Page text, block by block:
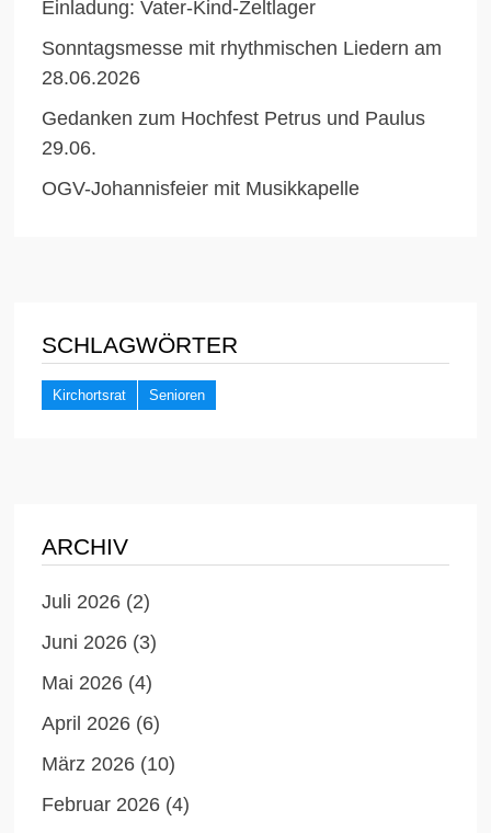
Einladung: Vater-Kind-Zeltlager
Sonntagsmesse mit rhythmischen Liedern am
28.06.2026
Gedanken zum Hochfest Petrus und Paulus
29.06.
OGV-Johannisfeier mit Musikkapelle
SCHLAGWÖRTER
Kirchortsrat Senioren
ARCHIV
Juli 2026 (2)
Juni 2026 (3)
Mai 2026 (4)
April 2026 (6)
März 2026 (10)
Februar 2026 (4)